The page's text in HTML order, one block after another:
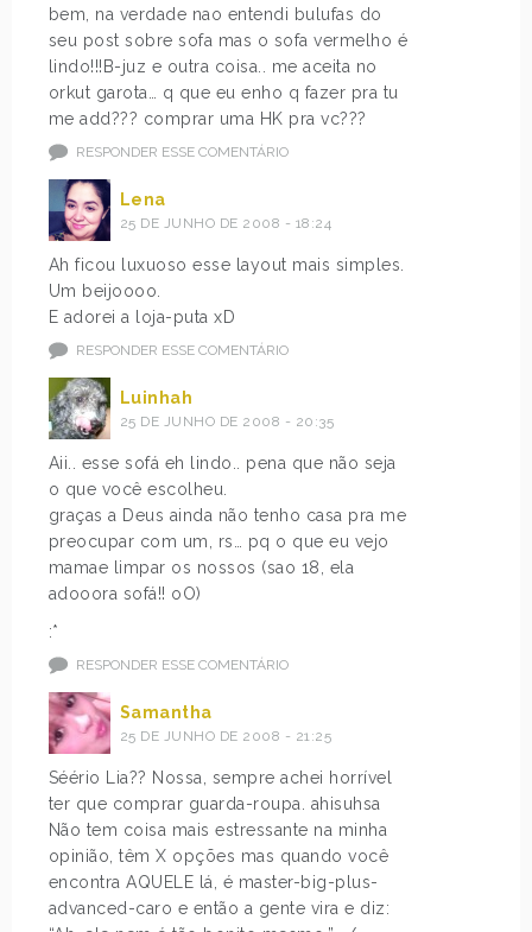
bem, na verdade nao entendi bulufas do
seu post sobre sofa mas o sofa vermelho é
lindo!!!B-juz e outra coisa.. me aceita no
orkut garota… q que eu enho q fazer pra tu
me add??? comprar uma HK pra vc???
RESPONDER ESSE COMENTÁRIO
Lena
25 DE JUNHO DE 2008 - 18:24
Ah ficou luxuoso esse layout mais simples.
Um beijoooo.
E adorei a loja-puta xD
RESPONDER ESSE COMENTÁRIO
Luinhah
25 DE JUNHO DE 2008 - 20:35
Aii.. esse sofá eh lindo.. pena que não seja
o que você escolheu.
graças a Deus ainda não tenho casa pra me
preocupar com um, rs… pq o que eu vejo
mamae limpar os nossos (sao 18, ela
adooora sofá!! oO)
:*
RESPONDER ESSE COMENTÁRIO
Samantha
25 DE JUNHO DE 2008 - 21:25
Séério Lia?? Nossa, sempre achei horrível
ter que comprar guarda-roupa. ahisuhsa
Não tem coisa mais estressante na minha
opinião, têm X opções mas quando você
encontra AQUELE lá, é master-big-plus-
advanced-caro e então a gente vira e diz: